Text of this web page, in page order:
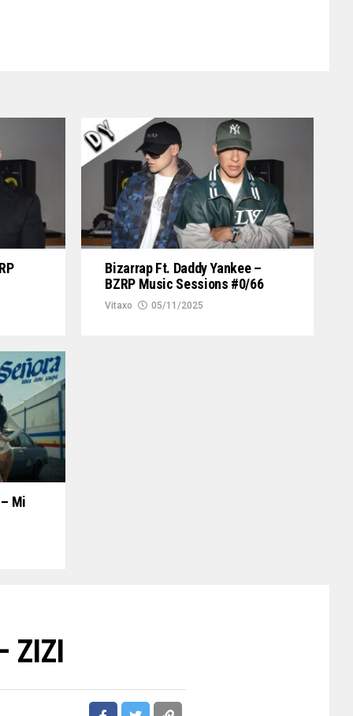
Bizarrap Ft. Daddy Yankee –
BZRP Music Sessions #0/66
Vitaxo 05/11/2025
Mi
ZIZI